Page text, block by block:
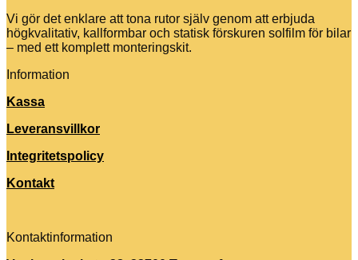
Vi gör det enklare att tona rutor själv genom att erbjuda
högkvalitativ, kallformbar och statisk förskuren solfilm för bilar
– med ett komplett monteringskit.
Information
Kassa
Leveransvillkor
Integritetspolicy
Kontakt
Kontaktinformation